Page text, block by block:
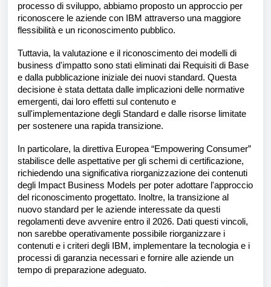
processo di sviluppo, abbiamo proposto un approccio per
riconoscere le aziende con IBM attraverso una maggiore
flessibilità e un riconoscimento pubblico.
Tuttavia, la valutazione e il riconoscimento dei modelli di
business d'impatto sono stati eliminati dai Requisiti di Base
e dalla pubblicazione iniziale dei nuovi standard. Questa
decisione è stata dettata dalle implicazioni delle normative
emergenti, dai loro effetti sul contenuto e
sull'implementazione degli Standard e dalle risorse limitate
per sostenere una rapida transizione.
In particolare, la direttiva Europea “Empowering Consumer”
stabilisce delle aspettative per gli schemi di certificazione,
richiedendo una significativa riorganizzazione dei contenuti
degli Impact Business Models per poter adottare l'approccio
del riconoscimento progettato. Inoltre, la transizione al
nuovo standard per le aziende interessate da questi
regolamenti deve avvenire entro il 2026. Dati questi vincoli,
non sarebbe operativamente possibile riorganizzare i
contenuti e i criteri degli IBM, implementare la tecnologia e i
processi di garanzia necessari e fornire alle aziende un
tempo di preparazione adeguato.